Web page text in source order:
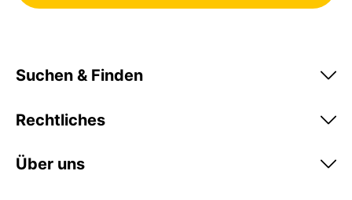
Suchen & Finden
Rechtliches
Über uns